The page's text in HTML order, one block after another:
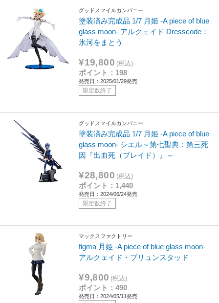
グッドスマイルカンパニー
塗装済み完成品 1/7 月姫 ‐A piece of blue
glass moon- アルクェイド Dresscode：
氷河をまとう
¥19,800 (税込)
ポイント：198
発売日：2025/01/29発売
限定数終了
グッドスマイルカンパニー
塗装済み完成品 1/7 月姫 -A piece of blue
glass moon- シエル～第七聖典：第三死
因『出血死（ブレイド）』～
¥28,800 (税込)
ポイント：1,440
発売日：2024/06/24発売
限定数終了
マックスファクトリー
figma 月姫 -A piece of blue glass moon-
アルクェイド・ブリュンスタッド
¥9,800 (税込)
ポイント：490
発売日：2024/05/11発売